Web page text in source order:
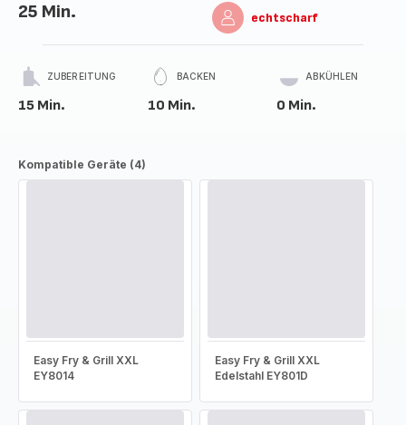
25 Min. echtscharf
ZUBEREITUNG
15 Min.
BACKEN
10 Min.
ABKÜHLEN
0 Min.
Kompatible Geräte (4)
Easy Fry & Grill XXL
EY8014
Easy Fry & Grill XXL
Edelstahl EY801D